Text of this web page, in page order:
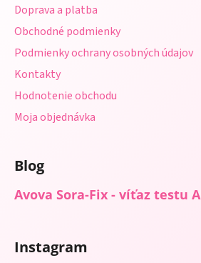
Doprava a platba
Obchodné podmienky
Podmienky ochrany osobných údajov
Kontakty
Hodnotenie obchodu
Moja objednávka
Blog
Avova Sora-Fix - víťaz testu
Instagram